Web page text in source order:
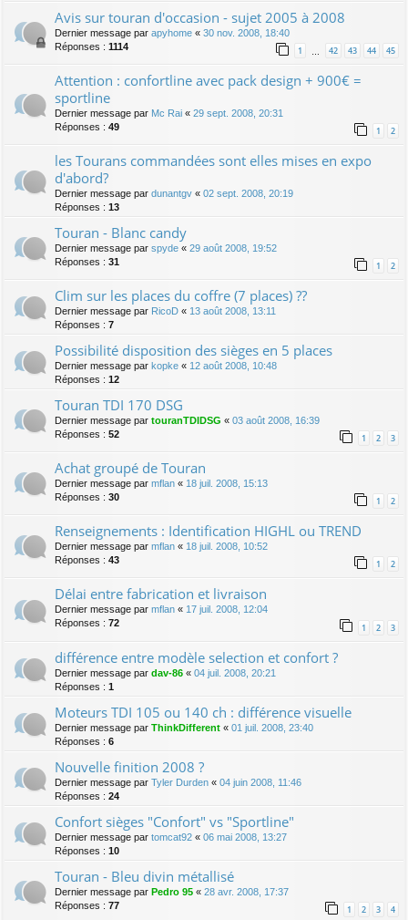
Avis sur touran d'occasion - sujet 2005 à 2008
Dernier message par apyhome « 30 nov. 2008, 18:40
Réponses : 1114 1 42 43 44 45
Attention : confortline avec pack design + 900€ =
sportline
Dernier message par Mc Rai « 29 sept. 2008, 20:31
Réponses : 49 1 2
les Tourans commandées sont elles mises en expo
d'abord?
Dernier message par dunantgv « 02 sept. 2008, 20:19
Réponses : 13
Touran - Blanc candy
Dernier message par spyde « 29 août 2008, 19:52
Réponses : 31 1 2
Clim sur les places du coffre (7 places) ??
Dernier message par RicoD « 13 août 2008, 13:11
Réponses : 7
Possibilité disposition des sièges en 5 places
Dernier message par kopke « 12 août 2008, 10:48
Réponses : 12
Touran TDI 170 DSG
Dernier message par touranTDIDSG « 03 août 2008, 16:39
Réponses : 52 1 2 3
Achat groupé de Touran
Dernier message par mflan « 18 juil. 2008, 15:13
Réponses : 30 1 2
Renseignements : Identification HIGHL ou TREND
Dernier message par mflan « 18 juil. 2008, 10:52
Réponses : 43 1 2
Délai entre fabrication et livraison
Dernier message par mflan « 17 juil. 2008, 12:04
Réponses : 72 1 2 3
différence entre modèle selection et confort ?
Dernier message par dav-86 « 04 juil. 2008, 20:21
Réponses : 1
Moteurs TDI 105 ou 140 ch : différence visuelle
Dernier message par ThinkDifferent « 01 juil. 2008, 23:40
Réponses : 6
Nouvelle finition 2008 ?
Dernier message par Tyler Durden « 04 juin 2008, 11:46
Réponses : 24
Confort sièges "Confort" vs "Sportline"
Dernier message par tomcat92 « 06 mai 2008, 13:27
Réponses : 10
Touran - Bleu divin métallisé
Dernier message par Pedro 95 « 28 avr. 2008, 17:37
Réponses : 77 1 2 3 4